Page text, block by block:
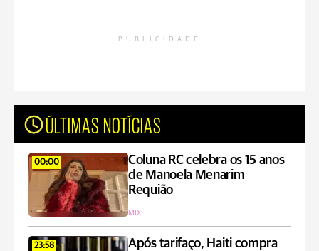
PUBLICIDADE
ÚLTIMAS NOTÍCIAS
00:00
Coluna RC celebra os 15 anos
de Manoela Menarim
Requião
MIX
23:58
Após tarifaço, Haiti compra